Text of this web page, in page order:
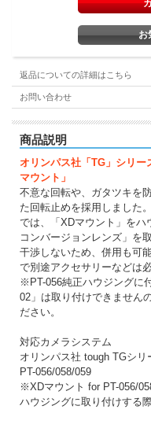
返品についての詳細はこちら
お問い合わせ
商品説明
オリンパス社「TG」シリ
マウント」
不意な回転や、ガタツキを
た回転止めを採用しました
では、「XDマウント」をハ
コンバージョンレンズ」を
干渉しないため、併用も可
で別途アクセサリーなどは
※PT-056純正ハウジングに
02」は取り付けできません
ださい。
対応カメラシステム
オリンパス社 tough TGシ
PT-056/058/059
※XDマウント for PT-056/
ハウジングに取り付けする